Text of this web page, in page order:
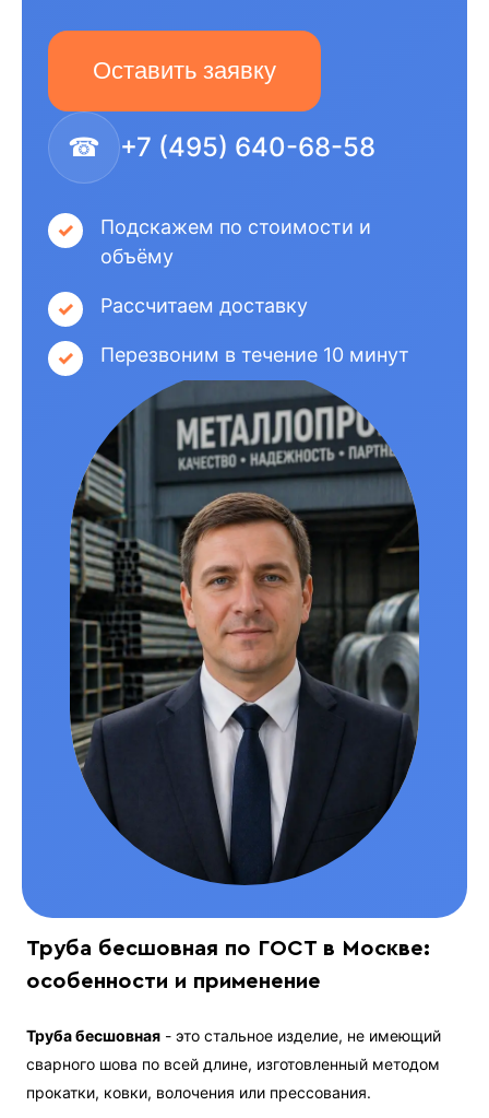
Оставить заявку
☎ +7 (495) 640-68-58
Подскажем по стоимости и
объёму
Рассчитаем доставку
Перезвоним в течение 10 минут
Труба бесшовная по ГОСТ в Москве:
особенности и применение
Труба бесшовная - это стальное изделие, не имеющий
сварного шова по всей длине, изготовленный методом
прокатки, ковки, волочения или прессования.